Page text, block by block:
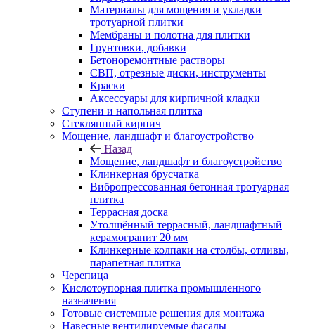
Материалы для мощения и укладки
тротуарной плитки
Мембраны и полотна для плитки
Грунтовки, добавки
Бетоноремонтные растворы
СВП, отрезные диски, инструменты
Краски
Аксессуары для кирпичной кладки
Ступени и напольная плитка
Cтеклянный кирпич
Мощение, ландшафт и благоустройство
Назад
Мощение, ландшафт и благоустройство
Клинкерная брусчатка
Вибропрессованная бетонная тротуарная
плитка
Террасная доска
Утолщённый террасный, ландшафтный
керамогранит 20 мм
Клинкерные колпаки на столбы, отливы,
парапетная плитка
Черепица
Кислотоупорная плитка промышленного
назначения
Готовые системные решения для монтажа
Навесные вентилируемые фасады